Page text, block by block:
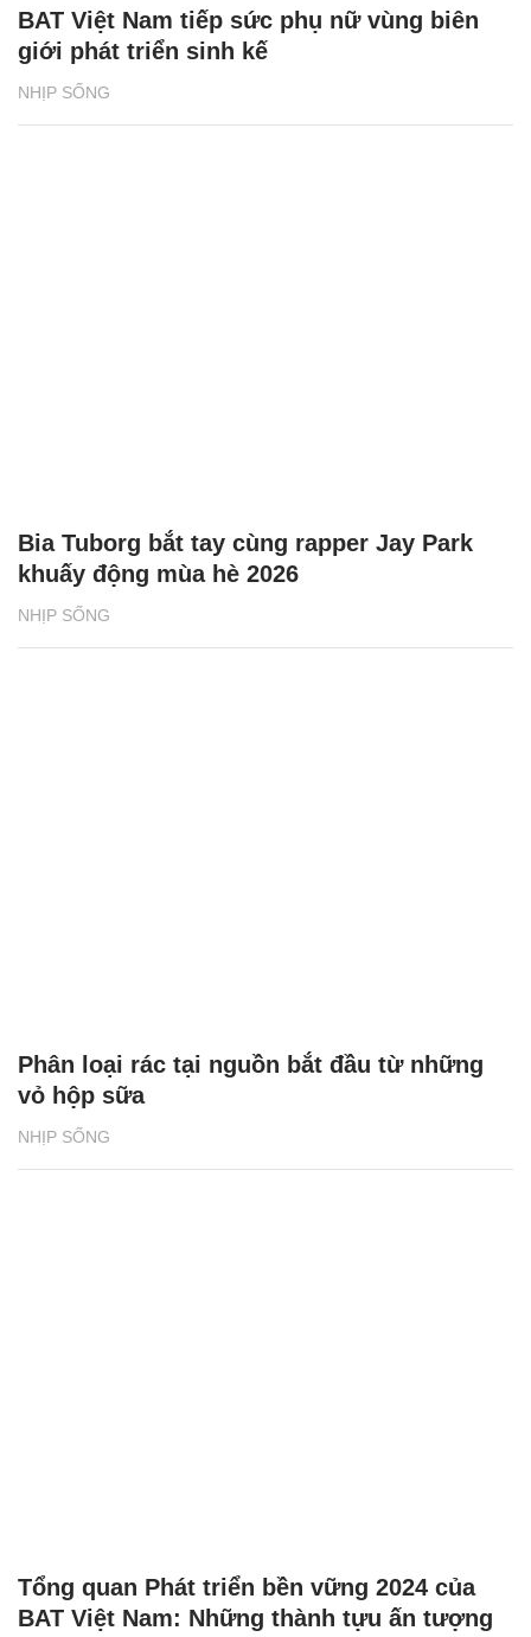
NHỊP SỐNG
BAT Việt Nam tiếp sức phụ nữ vùng biên
giới phát triển sinh kế
NHỊP SỐNG
Bia Tuborg bắt tay cùng rapper Jay Park
khuấy động mùa hè 2026
NHỊP SỐNG
Phân loại rác tại nguồn bắt đầu từ những
vỏ hộp sữa
Tổng quan Phát triển bền vững 2024 của
BAT Việt Nam: Những thành tựu ấn tượng